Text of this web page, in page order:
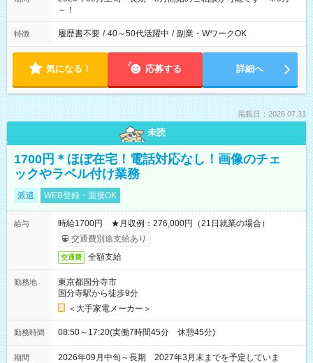
～！
特徴 履歴書不要 / 40～50代活躍中 / 副業・WワークOK
気になる！ 応募する 詳細へ
掲載日：2026.07.31
未読
1700円＊ほぼ在宅！電話対応なし！画像のチェ
ックやラベル付け業務
派遣 WEB登録・面接OK
給与
時給1700円 ★月収例：276,000円（21日就業の場合）
交通費別途支給あり
交通費 全額支給
勤務地
東京都国分寺市
国分寺駅から徒歩9分
＜大手家電メーカー＞
勤務時間 08:50～17:20(実働7時間45分 休憩45分)
期間
2026年09月中旬～長期 2027年3月末までを予定していま